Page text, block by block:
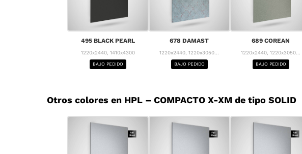
495 BLACK PEARL
1220x2440, 1410x4300
BAJO PEDIDO
678 DAMAST
1220x2440, 1220x3050...
BAJO PEDIDO
689 COREAN
1220x2440, 1220x3050...
BAJO PEDIDO
Otros colores en HPL – COMPACTO X-XM de tipo SOLID